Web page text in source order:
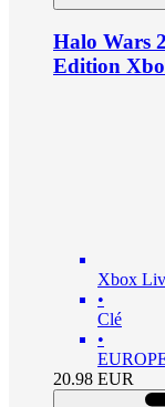
Halo Wars
Edition
Xbox
•
Clé
•
20.98 EUR